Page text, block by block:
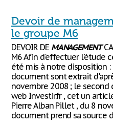
Devoir de
le groupe M6
DEVOIR DE MANAGEMENT
M6 Afin d'effectuer l'étude
été mis à notre disposition
document sont extrait
novembre 2008 ; le
web Investir.fr , cet un
Pierre Alban Pillet , du 8
document prend sa source